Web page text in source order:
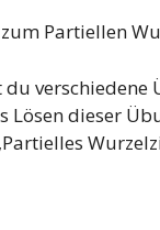
Partiellen
verschiedene
Lösen dieser